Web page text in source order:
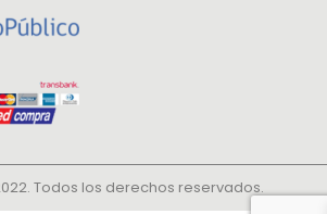
Todos los derechos reservados.